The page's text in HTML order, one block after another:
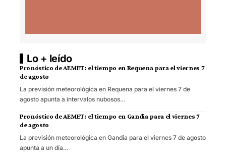
Lo + leído
Pronóstico de AEMET: el tiempo en Requena para el viernes 7
de agosto
La previsión meteorológica en Requena para el viernes 7 de
agosto apunta a intervalos nubosos…
Pronóstico de AEMET: el tiempo en Gandia para el viernes 7
de agosto
La previsión meteorológica en Gandia para el viernes 7 de agosto
apunta a un día…